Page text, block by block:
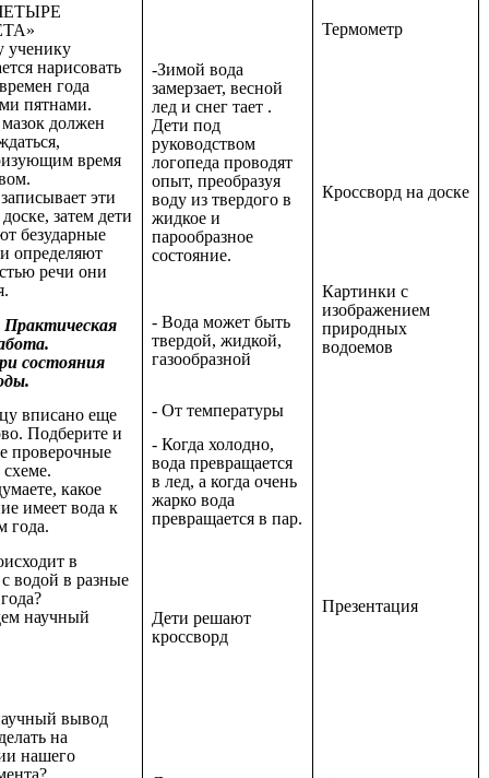
ученику
нарисовать
года
пятнами.
должен
время
эти
затем дети
безударные
определяют
речи они
Практическая
состояния
вписано еще
Подберите и
проверочные
какое
имеет вода к
года.
в
водой в разные
научный
вывод
на
нашего
-Зимой вода
замерзает, весной
лед и снег тает .
Дети под
руководством
логопеда проводят
опыт, преобразуя
воду из твердого в
жидкое и
парообразное
состояние.
- Вода может быть
твердой, жидкой,
газообразной
- От температуры
- Когда холодно,
вода превращается
в лед, а когда очень
жарко вода
превращается в пар.
Дети решают
кроссворд
Термометр
Кроссворд на доске
Картинки с
изображением
природных
водоемов
Презентация